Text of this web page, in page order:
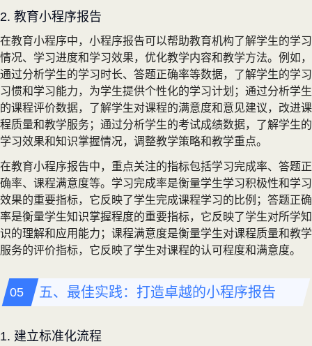
2. 教育小程序报告
在教育小程序中，小程序报告可以帮助教育机构了解学生的学习
情况、学习进度和学习效果，优化教学内容和教学方法。例如，
通过分析学生的学习时长、答题正确率等数据，了解学生的学习
习惯和学习能力，为学生提供个性化的学习计划；通过分析学生
的课程评价数据，了解学生对课程的满意度和意见建议，改进课
程质量和教学服务；通过分析学生的考试成绩数据，了解学生的
学习效果和知识掌握情况，调整教学策略和教学重点。
在教育小程序报告中，重点关注的指标包括学习完成率、答题正
确率、课程满意度等。学习完成率是衡量学生学习积极性和学习
效果的重要指标，它反映了学生完成课程学习的比例；答题正确
率是衡量学生知识掌握程度的重要指标，它反映了学生对所学知
识的理解和应用能力；课程满意度是衡量学生对课程质量和教学
服务的评价指标，它反映了学生对课程的认可程度和满意度。
五、最佳实践：打造卓越的小程序报告
1. 建立标准化流程